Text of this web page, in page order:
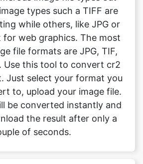
file formats are JPG, TIF,
Use this tool to convert cr2
Just select your format you
to, upload your image file.
be converted instantly and
the result after only a
of seconds.
the image format